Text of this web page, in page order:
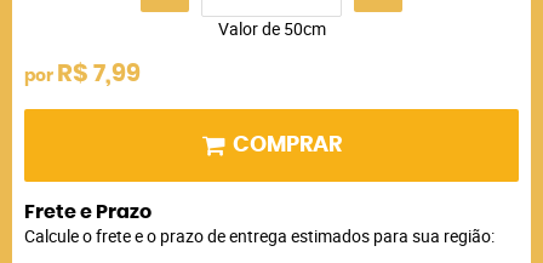
Valor de 50cm
por R$ 7,99
COMPRAR
Frete e Prazo
Calcule o frete e o prazo de entrega estimados para sua região: